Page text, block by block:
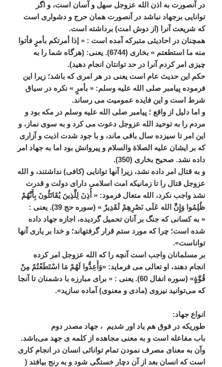
در آنصورت به اذن الله عزوجل سهل و آسان است، و اگر
توانایی برجهاد نباشد در آنصورت همان حرج و دشواری است
که شریعت آنرا (از دوش امت) برداشته است.
همچنان در احادیثی متبرکه آمده است : « إذا أمرتکم بأمرٍ فأتوا
منه ما استطعتم » بخاری (6744). یعنی: (هرگاه شما را به
چیزی امر کردم آنرا در حد توانتان انجام دهید).
حکم این حدیث عام است یعنی در هر امری که باشد؛ زیرا این
فرموده پیامبر صلی الله علیه وسلم: « بأمرٍ » نکره در سیاق
شرط است و این فایده عمومیت می رساند.
و اما دلیل از واقع ؛ پیامبر صلی الله علیه وسلم در مکه بود و
مردم را به توحید الله عزوجل دعوت می کرد و به سوی نماز، و
این امر تا سیزده سال باقی ماند، و با جود شدت اذیت و آزاری
که بر ایشان علیه الصلاة والسلام و پیروانش بود اما به جهاد امر
داده نشد. صحیح بخاری (350).
و به قتال امر داده نشد، زیرا آنها توانایی (کافی) نداشتند، و الله
عزوجل قتال را تا زمانیکه امت اسلامی دارای دولت و قدرت
نشد واجب نکرد، الله متعال فرمود: « أُذِنَ لِلَّذِینَ یُقَاتَلُونَ بِأَنَّهُمْ
ظُلِمُوا وَإِنَّ الله عَلَی نَصْرِهِمْ لَقَدِیرٌ » (سوره حج 39). یعنی :
« به کسانی که جنگ بر آنان تحمیل گردیده، اجازه جهاد داده
شده است؛ چرا که مورد ستم قرار گرفته‏اند؛ و خدا بر یاری آنها
تواناست».
بر مسلمانان واجب است آنچه را که الله عزوجل امر کرده
انجام دهند، او تعالی می فرماید: «وَأَعِدُّوا لَهُمْ مَا اسْتَطَعْتُمْ مِنْ
قُوَّةٍ» (سوره انفال 60). یعنی : « برای مبارزه با دشمنان تا آنجا
که می‌توانید نیروی (مادی و معنوی) آماده سازید».
انواع جهاد:
طوریکه در فوق هم یاد اور شدیم ، جهاد مصدر دوم
باب مفاعله است و به معنی مجاهده از کلمه ی جهد می‌باشد.
وآن به معنای مصرف نمودن تمام توانائی انسان در انجام کاری
است که انسان بعد از آن دچار خستگی شود و به رنج ‌بیافتد (